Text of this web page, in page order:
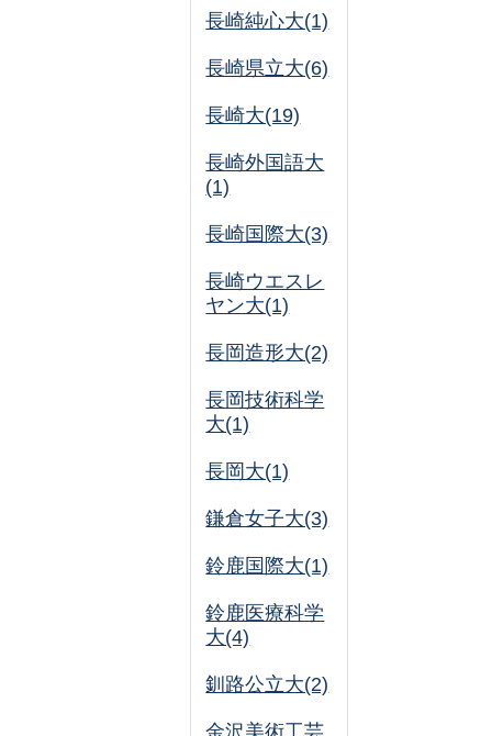
長崎純心大(1)
長崎県立大(6)
長崎大(19)
長崎外国語大
(1)
長崎国際大(3)
長崎ウエスレ
ヤン大(1)
長岡造形大(2)
長岡技術科学
大(1)
長岡大(1)
鎌倉女子大(3)
鈴鹿国際大(1)
鈴鹿医療科学
大(4)
釧路公立大(2)
金沢美術工芸